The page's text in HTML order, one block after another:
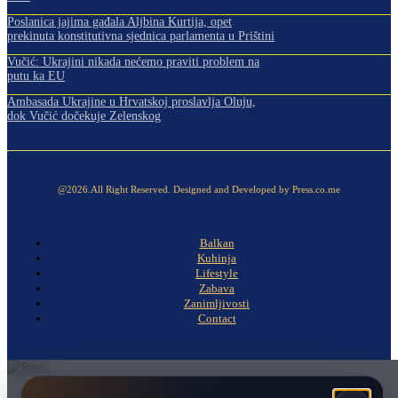
Poslanica jajima gađala Aljbina Kurtija, opet
prekinuta konstitutivna sjednica parlamenta u Prištini
Vučić: Ukrajini nikada nećemo praviti problem na
putu ka EU
Ambasada Ukrajine u Hrvatskoj proslavlja Oluju,
dok Vučić dočekuje Zelenskog
@2026.All Right Reserved. Designed and Developed by Press.co.me
Balkan
Kuhinja
Lifestyle
Zabava
Zanimljivosti
Contact